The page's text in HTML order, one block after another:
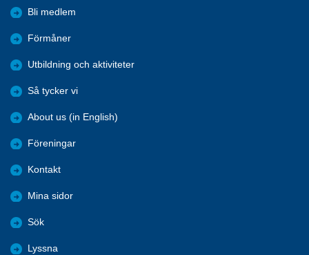
Bli medlem
Förmåner
Utbildning och aktiviteter
Så tycker vi
About us (in English)
Föreningar
Kontakt
Mina sidor
Sök
Lyssna